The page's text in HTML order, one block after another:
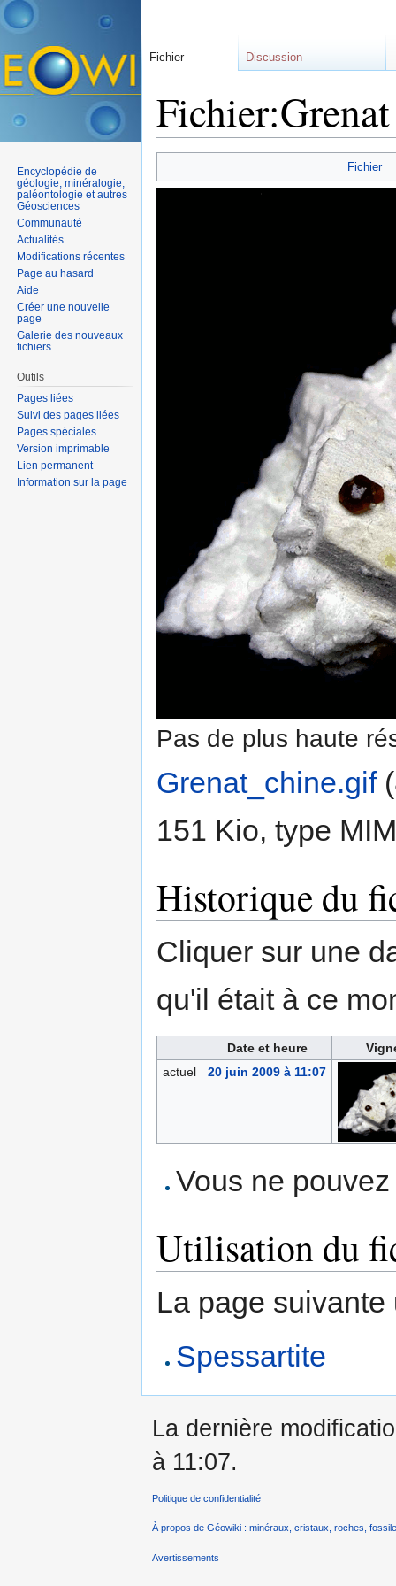
Fichier
Pas de plus haute
Grenat_chine.gif‎
151 Kio, type
Historique du
Cliquer sur une
qu'il était à ce
Date et heure
actuel
20 juin 2009 à 11:07
Vous ne
Utilisation du
La page
Spessartite
Fichier Discussion
Encyclopédie de
géologie, minéralogie,
paléontologie et autres
Géosciences
Communauté
Actualités
Modifications récentes
Page au hasard
Aide
Créer une nouvelle
page
Galerie des nouveaux
fichiers
Outils
Pages liées
Suivi des pages liées
Pages spéciales
Version imprimable
Lien permanent
Information sur la page
La dernière
à 11:07.
Politique de confidentialité
À propos de Géowiki : minéraux, cristaux, roches,
Avertissements